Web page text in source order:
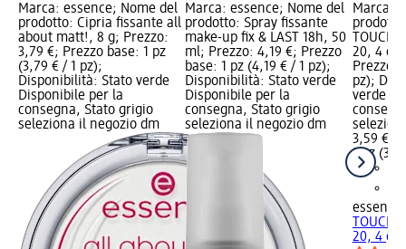
Marca: essence; Nome del
prodotto: Cipria fissante all
about matt!, 8 g; Prezzo:
3,79 €; Prezzo base: 1 pz
(3,79 € / 1 pz);
Disponibilità: Stato verde
Disponibile per la
consegna, Stato grigio
seleziona il negozio dm
Marca: essence; Nome del
prodotto: Spray fissante
make-up fix & LAST 18h, 50
ml; Prezzo: 4,19 €; Prezzo
base: 1 pz (4,19 € / 1 pz);
Disponibilità: Stato verde
Disponibile per la
consegna, Stato grigio
seleziona il negozio dm
Marca:
TOUCH
20, 4 g;
Prezzo
pz);
verde
3,59 €
1 pz
essence
TOUCH
20, 4 g